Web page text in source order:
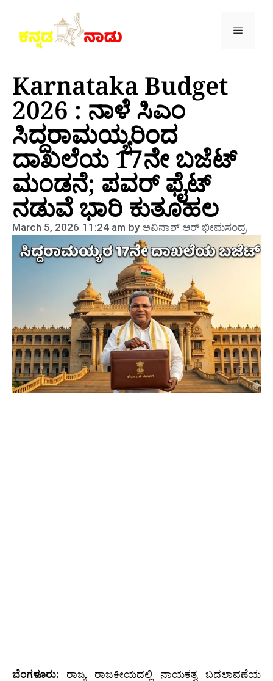
Karnataka Budget
2026 : ನಾಳೆ ಸಿಎಂ
ಸಿದ್ದರಾಮಯ್ಯರಿಂದ
ದಾಖಲೆಯ 17ನೇ ಬಜೆಟ್
ಮಂಡನೆ; ಪವರ್ ಫೈಟ್
ನಡುವೆ ಭಾರಿ ಕುತೂಹಲ
March 5, 2026 11:24 am byಅವಿನಾಶ್‌ ಆರ್‌ ಭೀಮಸಂದ್ರ
ಬೆಂಗಳೂರು: ರಾಜ್ಯ ರಾಜಕೀಯದಲ್ಲಿ ನಾಯಕತ್ವ ಬದಲಾವಣೆಯ